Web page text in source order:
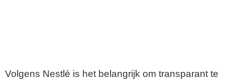
Volgens Nestlé is het belangrijk om transparant te